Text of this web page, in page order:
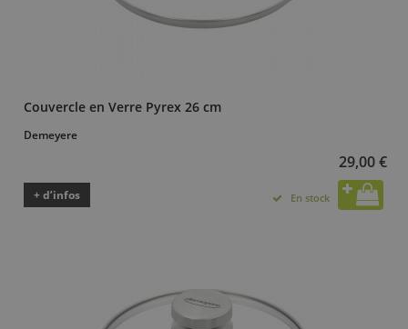
Couvercle en Verre Pyrex 26 cm
Demeyere
29,00 €
+ d’infos En stock